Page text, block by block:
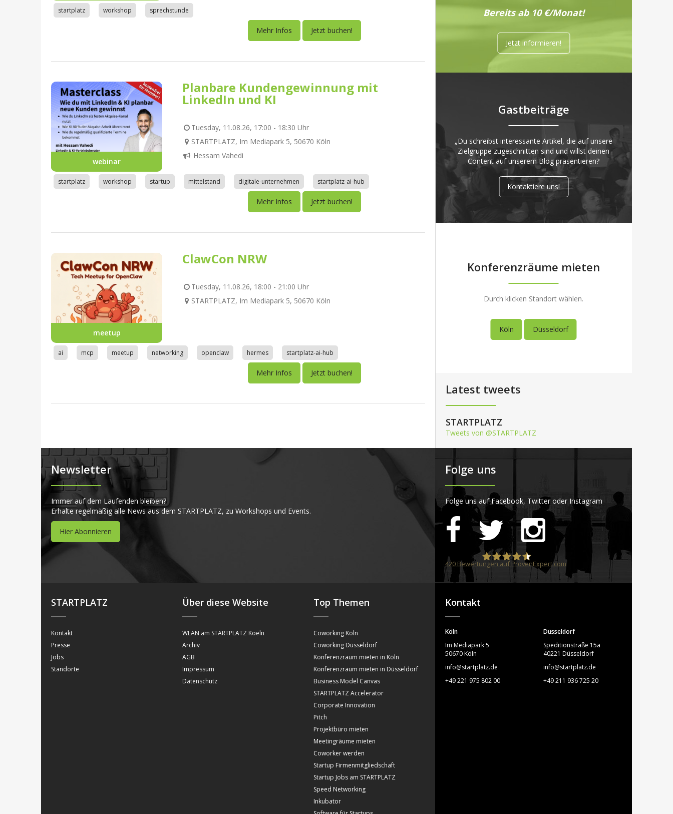
startplatz workshop sprechstunde
Mehr Infos Jetzt buchen!
webinar
Planbare Kundengewinnung mit
LinkedIn und KI
Tuesday, 11.08.26, 17:00 - 18:30 Uhr
STARTPLATZ, Im Mediapark 5, 50670 Köln
Hessam Vahedi
startplatz workshop startup mittelstand digitale-unternehmen startplatz-ai-hub
Mehr Infos Jetzt buchen!
meetup
ClawCon NRW
Tuesday, 11.08.26, 18:00 - 21:00 Uhr
STARTPLATZ, Im Mediapark 5, 50670 Köln
ai mcp meetup networking openclaw hermes startplatz-ai-hub
Mehr Infos Jetzt buchen!
Bereits ab 10 €/Monat!
Jetzt informieren!
Gastbeiträge
„Du schreibst interessante Artikel, die auf unsere
Zielgruppe zugeschnitten sind und willst deinen
Content auf unserem Blog präsentieren?
Kontaktiere uns!
Konferenzräume mieten
Durch klicken Standort wählen.
Köln Düsseldorf
Latest tweets
STARTPLATZ
Tweets von @STARTPLATZ
Newsletter
Immer auf dem Laufenden bleiben?
Erhalte regelmäßig alle News aus dem STARTPLATZ, zu Workshops und Events.
Hier Abonnieren
Folge uns
Folge uns auf Facebook, Twitter oder Instagram
STARTPLATZ
420Bewertungen auf ProvenExpert.com
STARTPLATZ
Kontakt
Presse
Jobs
Standorte
Über diese Website
WLAN am STARTPLATZ Koeln
Archiv
AGB
Impressum
Datenschutz
Top Themen
Coworking Köln
Coworking Düsseldorf
Konferenzraum mieten in Köln
Konferenzraum mieten in Düsseldorf
Business Model Canvas
STARTPLATZ Accelerator
Corporate Innovation
Pitch
Projektbüro mieten
Meetingräume mieten
Coworker werden
Startup Firmenmitgliedschaft
Startup Jobs am STARTPLATZ
Speed Networking
Inkubator
Kontakt
Köln
Im Mediapark 5
50670 Köln
info@startplatz.de
+49 221 975 802 00
Düsseldorf
Speditionstraße 15a
40221 Düsseldorf
info@startplatz.de
+49 211 936 725 20